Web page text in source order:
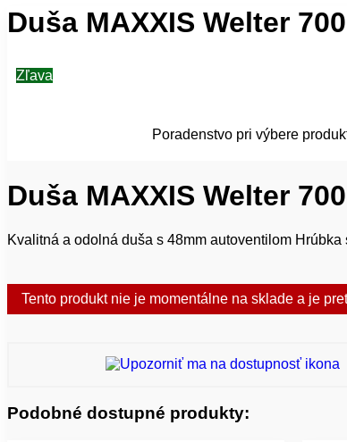
Duša MAXXIS Welter
Zľava
Poradenstvo pri výbere
Duša MAXXIS Welter
Kvalitná a odolná duša s 48mm autoventilom
Tento produkt nie je momentálne na sklade a je
Podobné dostupné produkty: